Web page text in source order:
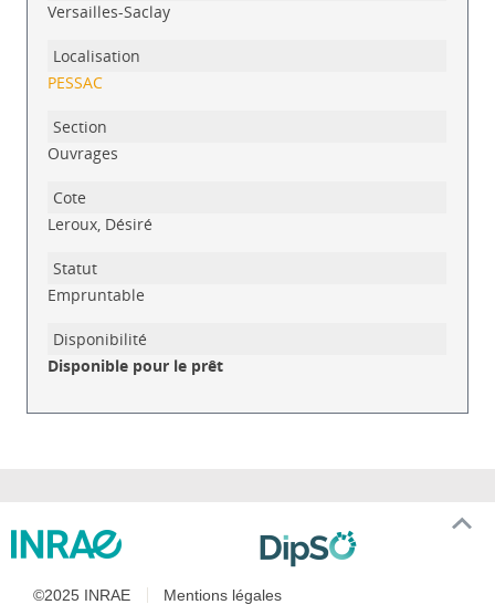
Versailles-Saclay
PESSAC
Ouvrages
Leroux, Désiré
Empruntable
Disponible pour le prêt
©2025 INRAE Mentions légales